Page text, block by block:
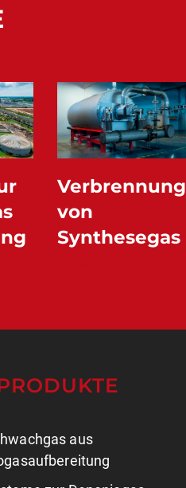
Verbrennung
von
Synthesegas
aus